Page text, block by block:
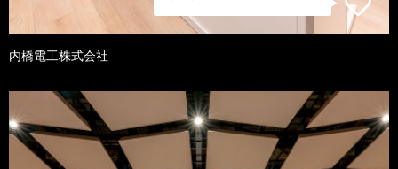
内橋電工株式会社